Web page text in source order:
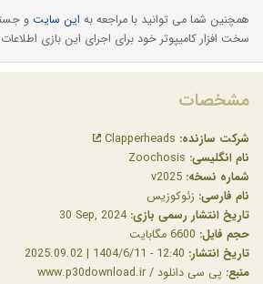
همچنین شما می توانید با مراجعه به این سایت و
سخت افزار کامیپوتر خود برای اجرای این بازی
مشخصات
شرکت سازنده:
نام انگلیسی:
شماره نسخه:
نام فارسی: زئوکوزیس
تاریخ انتشار رسمی بازی: ‎30 Sep, 2024
حجم فایل:
تاریخ انتشار:
منبع: پی سی دانلود / www.p30download.ir